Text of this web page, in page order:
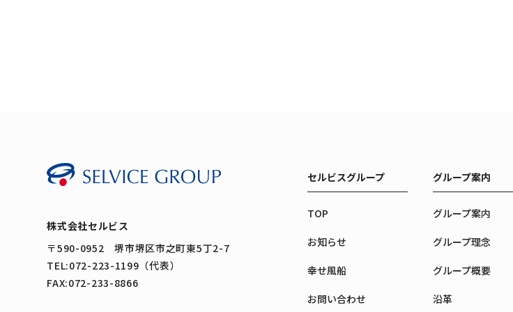
株式会社セルビス
〒590-0952 堺市堺区市之町東5丁2-7
TEL:072-223-1199（代表）
FAX:072-233-8866
セルビスグループ
TOP
お知らせ
幸せ風船
お問い合わせ
グループ案内
グループ案内
グループ理念
グループ概要
沿革